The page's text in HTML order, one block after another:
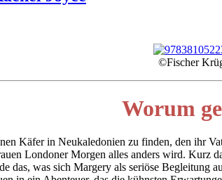
©Fischer
Worum
Käfer in Neukaledonien zu finden, den ihr
Londoner Morgen alles anders wird.
das, was sich Margery als seriöse